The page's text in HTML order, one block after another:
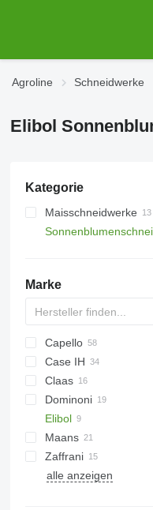
Agroline Schneidwerke
Elibol
Kategorie
Maisschneidwerke
Marke
Capello
Helianthus
Case IH
9230
Claas
Sunspeed
Dominoni
Free Sun
Top Sun
Elibol
MHS
MHS 8
GO
SF
HORIZON
Maans
1040
SFH
OptiSun
Zaffrani
Sunflower
alle anzeigen